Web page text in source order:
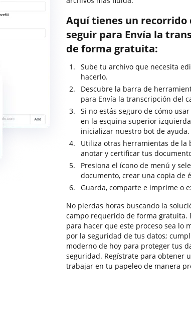
Aquí tienes un recorrido
seguir para Envía la
de forma gratuita:
Sube tu archivo que necesita
hacerlo.
Descubre la barra de
para Envía la transcripción del
Si no estás seguro de cómo
en la esquina superior
inicializar nuestro bot de ayuda.
Utiliza otras herramientas de
anotar y certificar tus
Presiona el ícono de menú y
documento, crear una copia de
Guarda, comparte e imprime o
No pierdas horas buscando la
campo requerido de forma gratuita.
para hacer que este proceso sea lo
por la seguridad de tus datos;
moderno de hoy para proteger tus
seguridad. Regístrate para obtener
trabajar en tu papeleo de manera